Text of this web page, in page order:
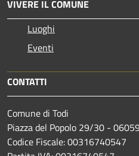
VIVERE IL COMUNE
Luoghi
Eventi
CONTATTI
Comune di Todi
Piazza del Popolo 29/30 -
Codice Fiscale: 00316740547